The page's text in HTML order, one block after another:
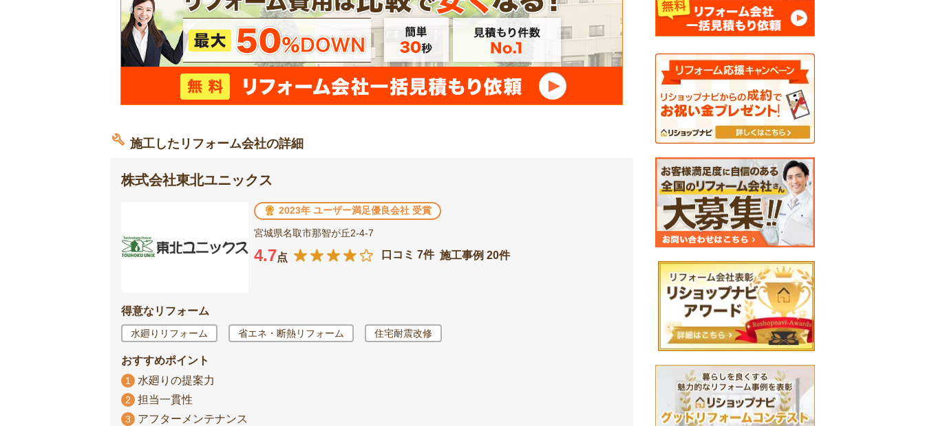
施工したリフォーム会社の詳細
株式会社東北ユニックス
2023年 ユーザー満足優良会社 受賞
宮城県名取市那智が丘2-4-7
4.7点 口コミ 7件 施工事例 20件
得意なリフォーム
水廻りリフォーム 省エネ・断熱リフォーム 住宅耐震改修
おすすめポイント
1 水廻りの提案力
2 担当一貫性
3 アフターメンテナンス